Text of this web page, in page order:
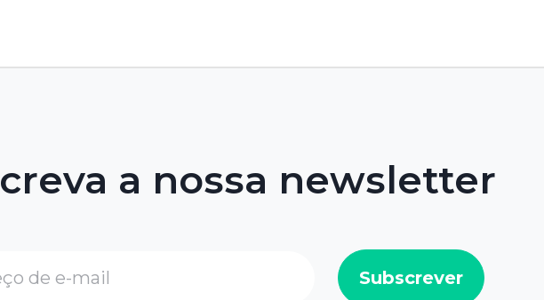
a nossa newsletter
Subscrever